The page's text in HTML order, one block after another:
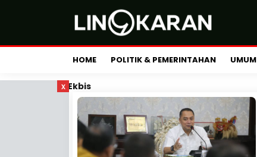
HOME POLITIK & PEMERINTAHAN UMUM
x Ekbis